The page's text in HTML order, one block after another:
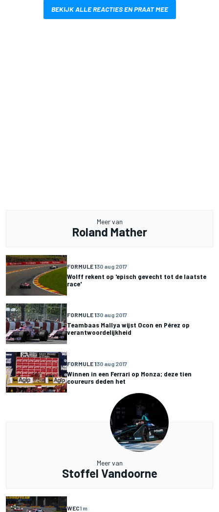
BEKIJK ALLE REACTIES EN PRAAT MEE
Meer van
Roland Mather
FORMULE 130 aug 2017
Wolff rekent op 'episch gevecht tot de laatste
race'
FORMULE 130 aug 2017
Teambaas Mallya wijst Ocon en Pérez op
verantwoordelijkheid
FORMULE 130 aug 2017
Winnen in een Ferrari op Monza; deze tien
coureurs deden het
Meer van
Stoffel Vandoorne
WEC1 m